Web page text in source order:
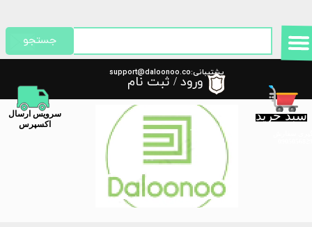
پشتیبانی:support@daloonoo.co
m
سبد خرید
​سرویس ارسال
اکسپرس
جستجو
ورود / ثبت نام
حساب کاربری من
تغییر گذر واژه
سفارشات
خروج از حساب کاربری